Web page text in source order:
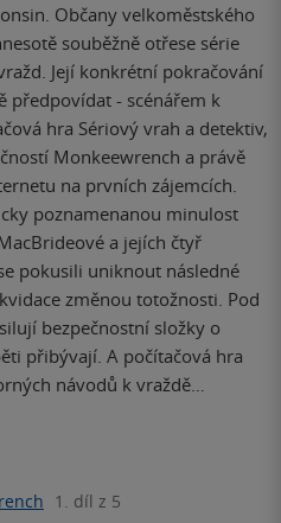
Občany velkoměstského
souběžně otřese série
Její konkrétní pokračování
předpovídat - scénářem k
hra Sériový vrah a detektiv,
Monkeewrench a právě
na prvních zájemcích.
poznamenanou minulost
a jejích čtyř
pokusili uniknout následné
změnou totožnosti. Pod
bezpečnostní složky o
přibývají. A počítačová hra
návodů k vraždě…
1. díl z 5